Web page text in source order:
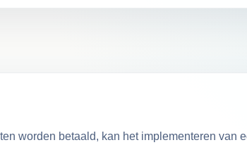
worden betaald, kan het implementeren van